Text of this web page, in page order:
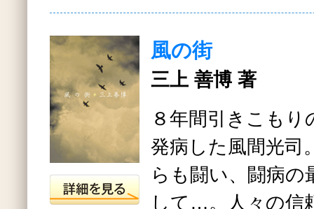
風の街
三上 善博 著
８年間引きこもり
発病した風間光司
らも闘い、闘病の
して…。人々の信